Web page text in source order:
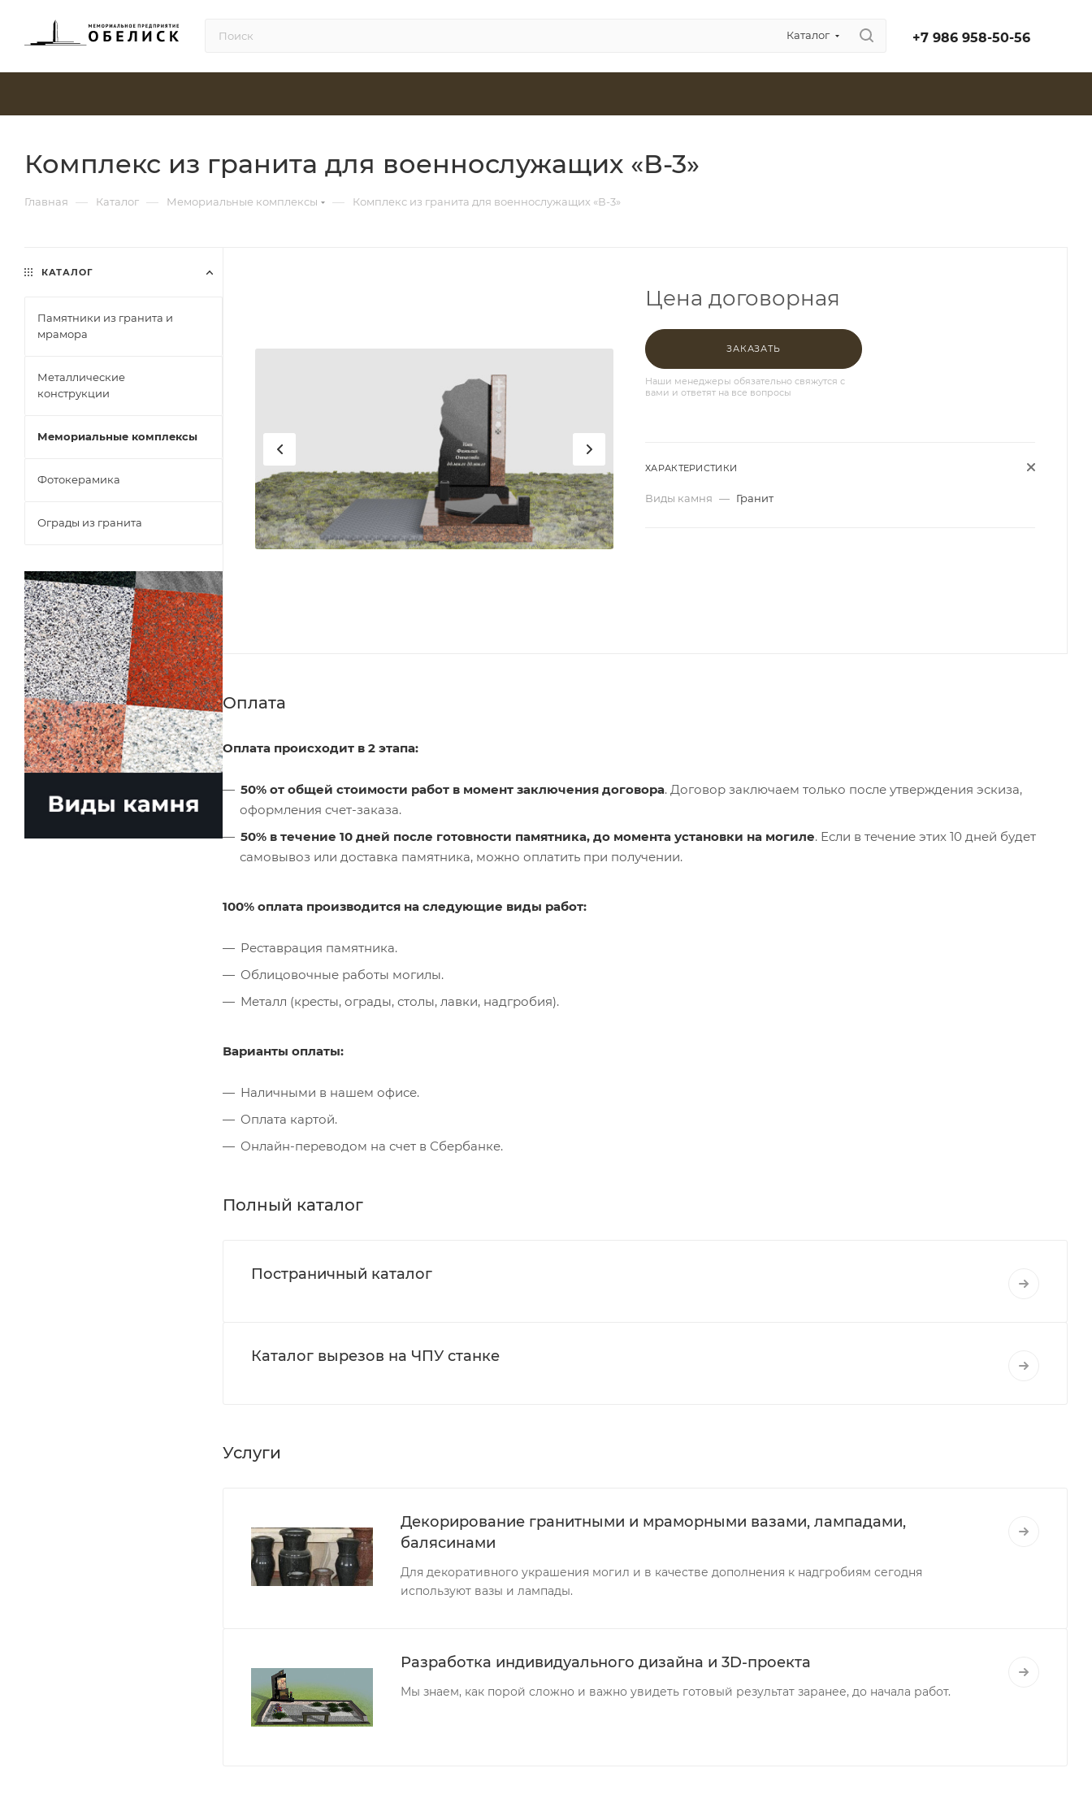
Каталог +7 986 958-50-56
Комплекс из гранита для военнослужащих «В-3»
Главная — Каталог — Мемориальные комплексы — Комплекс из гранита для военнослужащих «В-3»
Цена договорная
ЗАКАЗАТЬ
Наши менеджеры обязательно свяжутся с
вами и ответят на все вопросы
ХАРАКТЕРИСТИКИ
Виды камня — Гранит
Оплата
Оплата происходит в 2 этапа:
50% от общей стоимости работ в момент заключения договора. Договор заключаем только после утверждения эскиза,
оформления счет-заказа.
50% в течение 10 дней после готовности памятника, до момента установки на могиле. Если в течение этих 10 дней будет
самовывоз или доставка памятника, можно оплатить при получении.
100% оплата производится на следующие виды работ:
Реставрация памятника.
Облицовочные работы могилы.
Металл (кресты, ограды, столы, лавки, надгробия).
Варианты оплаты:
Наличными в нашем офисе.
Оплата картой.
Онлайн-переводом на счет в Сбербанке.
Полный каталог
Постраничный каталог
Каталог вырезов на ЧПУ станке
Услуги
Декорирование гранитными и мраморными вазами, лампадами,
балясинами
Для декоративного украшения могил и в качестве дополнения к надгробиям сегодня
используют вазы и лампады.
Разработка индивидуального дизайна и 3D-проекта
Мы знаем, как порой сложно и важно увидеть готовый результат заранее, до начала работ.
КАТАЛОГ
Памятники из гранита и
мрамора
Металлические
конструкции
Мемориальные комплексы
Фотокерамика
Ограды из гранита